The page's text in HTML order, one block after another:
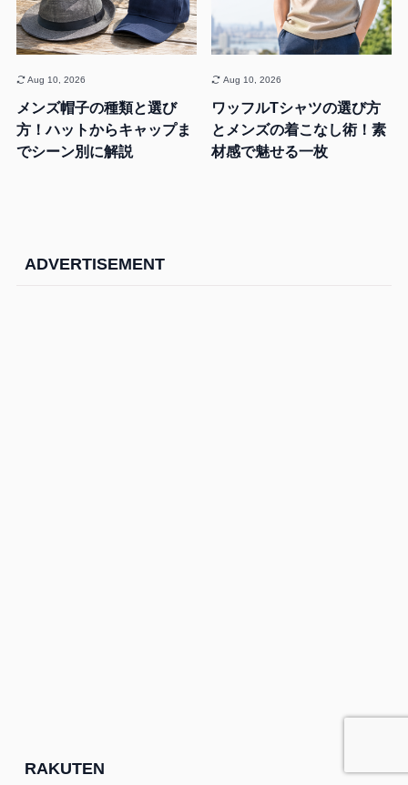
メンズ帽子の種類と選び
方！ハットからキャップま
でシーン別に解説
Aug 10, 2026
ワッフルTシャツの選び方
とメンズの着こなし術！素
材感で魅せる一枚
Aug 10, 2026
ADVERTISEMENT
RAKUTEN